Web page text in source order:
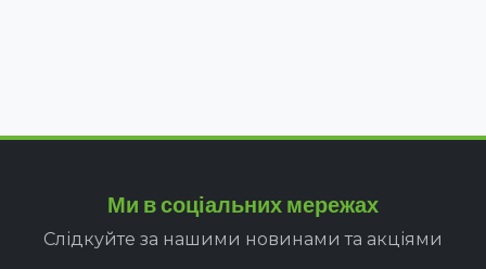
Ми в соціальних мережах
Слідкуйте за нашими новинами та акціями